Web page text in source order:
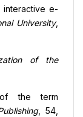
interactive e-
University,
of the
of the term
, 54,